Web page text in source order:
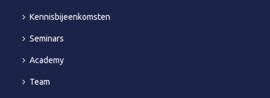
Kennisbijeenkomsten
Seminars
Academy
Team